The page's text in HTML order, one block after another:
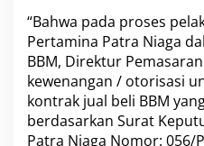
j
a
n
j
i
a
n
J
“Bahwa pada proses
Pertamina Patra Niaga
BBM, Direktur
kewenangan / otorisasi
kontrak jual beli BBM
berdasarkan Surat
Patra Niaga Nomor: 056/